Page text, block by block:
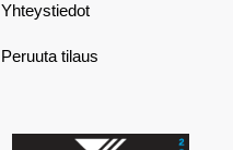
Yhteystiedot
Peruuta tilaus